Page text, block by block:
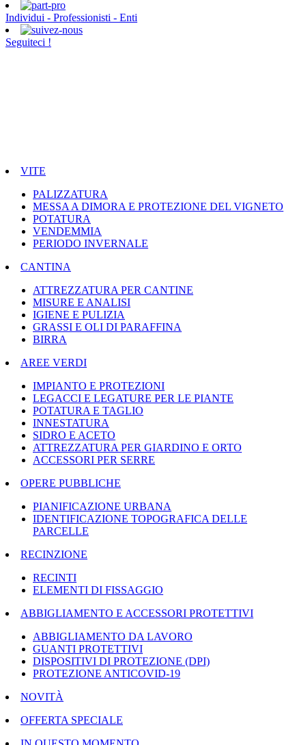
Individui - Professionisti - Enti
Seguiteci !
VITE
PALIZZATURA
MESSA A DIMORA E PROTEZIONE DEL VIGNETO
POTATURA
VENDEMMIA
PERIODO INVERNALE
CANTINA
ATTREZZATURA PER CANTINE
MISURE E ANALISI
IGIENE E PULIZIA
GRASSI E OLI DI PARAFFINA
BIRRA
AREE VERDI
IMPIANTO E PROTEZIONI
LEGACCI E LEGATURE PER LE PIANTE
POTATURA E TAGLIO
INNESTATURA
SIDRO E ACETO
ATTREZZATURA PER GIARDINO E ORTO
ACCESSORI PER SERRE
OPERE PUBBLICHE
PIANIFICAZIONE URBANA
IDENTIFICAZIONE TOPOGRAFICA DELLE
PARCELLE
RECINZIONE
RECINTI
ELEMENTI DI FISSAGGIO
ABBIGLIAMENTO E ACCESSORI PROTETTIVI
ABBIGLIAMENTO DA LAVORO
GUANTI PROTETTIVI
DISPOSITIVI DI PROTEZIONE (DPI)
PROTEZIONE ANTICOVID-19
NOVITÀ
OFFERTA SPECIALE